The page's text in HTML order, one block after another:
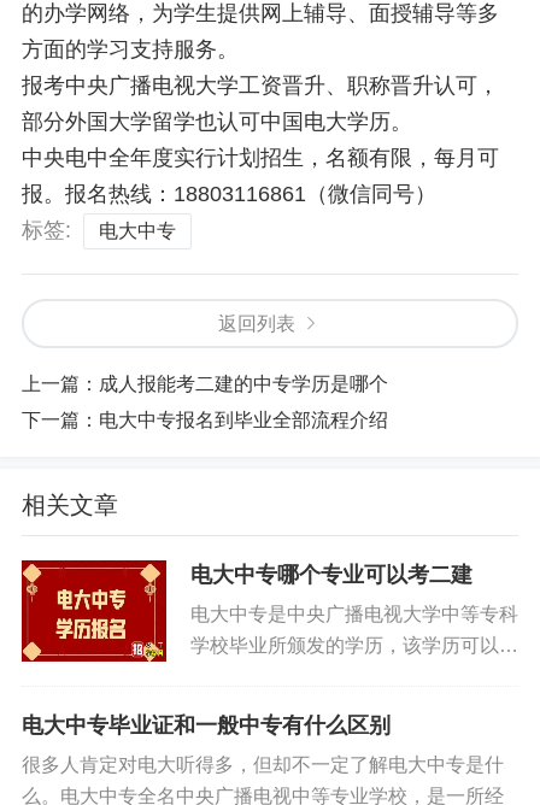
的办学网络，为学生提供网上辅导、面授辅导等多
方面的学习支持服务。
报考中央广播电视大学工资晋升、职称晋升认可，
部分外国大学留学也认可中国电大学历。
中央电中全年度实行计划招生，名额有限，每月可
报。报名热线：18803116861（微信同号）
标签:
电大中专
返回列表
上一篇： 成人报能考二建的中专学历是哪个
下一篇： 电大中专报名到毕业全部流程介绍
相关文章
电大中专哪个专业可以考二建
电大中专是中央广播电视大学中等专科
学校毕业所颁发的学历，该学历可以通
哪些用途： 电大中专学历可以用来报
考会计从业资格证 电大中专学历可以
电大中专毕业证和一般中专有什么区别
很多人肯定对电大听得多，但却不一定了解电大中专是什
么。电大中专全名中央广播电视中等专业学校，是一所经